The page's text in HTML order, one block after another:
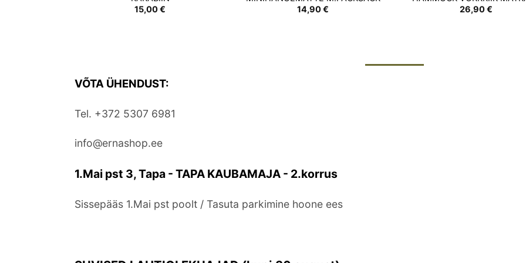
15,00€
14,90€
26,90€
VÕTA ÜHENDUST:
Tel. +372 5307 6981
info@ernashop.ee
1.Mai pst 3, Tapa - TAPA KAUBAMAJA - 2.korrus
Sissepääs 1.Mai pst poolt / Tasuta parkimine hoone ees